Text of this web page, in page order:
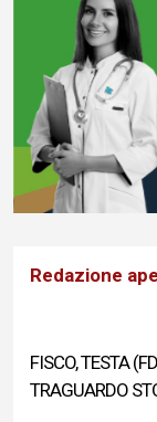
Redazione
FISCO, TESTA
TRAGUARDO